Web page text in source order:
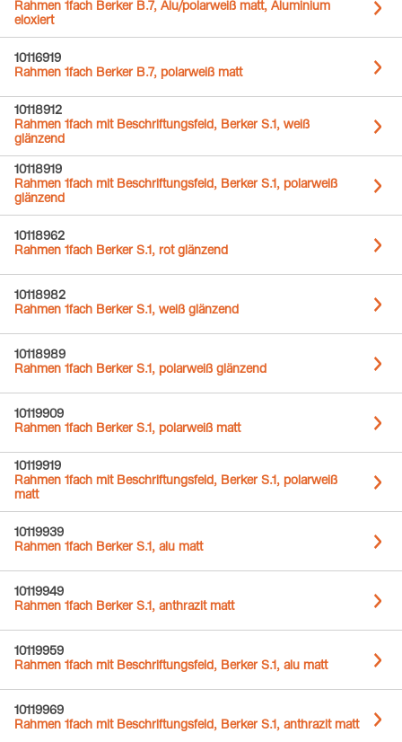
Rahmen 1fach Berker B.7, Alu/polarweiß matt, Aluminium
eloxiert
10116919
Rahmen 1fach Berker B.7, polarweiß matt
10118912
Rahmen 1fach mit Beschriftungsfeld, Berker S.1, weiß
glänzend
10118919
Rahmen 1fach mit Beschriftungsfeld, Berker S.1, polarweiß
glänzend
10118962
Rahmen 1fach Berker S.1, rot glänzend
10118982
Rahmen 1fach Berker S.1, weiß glänzend
10118989
Rahmen 1fach Berker S.1, polarweiß glänzend
10119909
Rahmen 1fach Berker S.1, polarweiß matt
10119919
Rahmen 1fach mit Beschriftungsfeld, Berker S.1, polarweiß
matt
10119939
Rahmen 1fach Berker S.1, alu matt
10119949
Rahmen 1fach Berker S.1, anthrazit matt
10119959
Rahmen 1fach mit Beschriftungsfeld, Berker S.1, alu matt
10119969
Rahmen 1fach mit Beschriftungsfeld, Berker S.1, anthrazit matt